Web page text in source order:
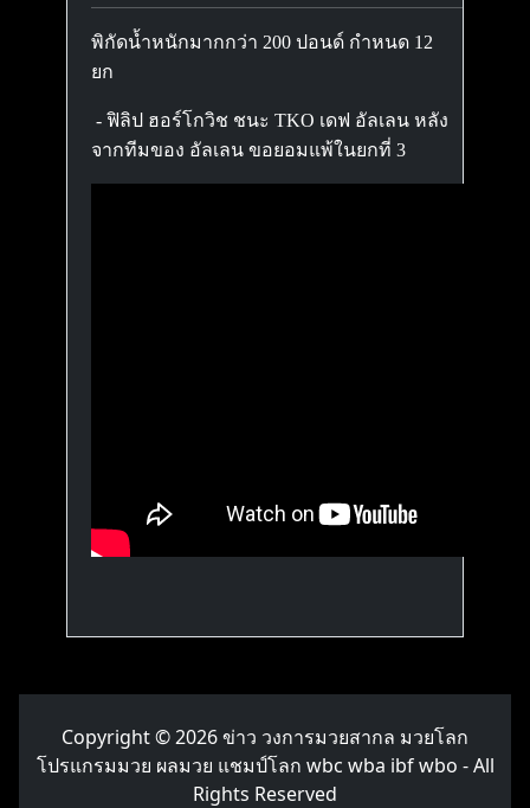
พิกัดน้ำหนักมากกว่า 200 ปอนด์ กำหนด 12
ยก
- ฟิลิป ฮอร์โกวิช ชนะ TKO เดฟ อัลเลน หลัง
จากทีมของ อัลเลน ขอยอมแพ้ในยกที่ 3
Copyright © 2026ข่าว วงการมวยสากล มวยโลก
โปรแกรมมวย ผลมวย แชมป์โลก wbc wba ibf wbo - All
Rights Reserved